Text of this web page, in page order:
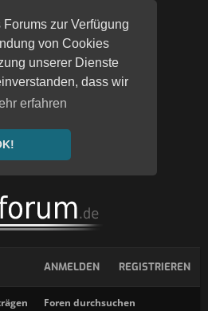
zur Verfügung
von Cookies
unserer Dienste
dass wir
erfahren
Foren durchsuchen
ANMELDEN REGISTRIEREN